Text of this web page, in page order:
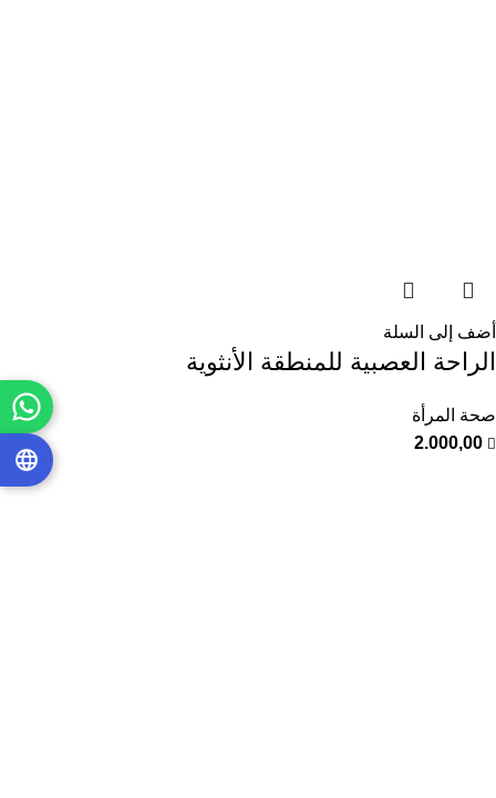
أضف إلى السلة
الراحة العصبية للمنطقة الأنثوية
صحة المرأة
2.000,00